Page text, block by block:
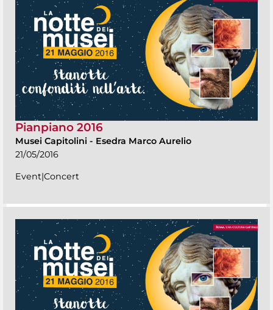
Pianpiano 2016
Musei Capitolini - Esedra Marco Aurelio
21/05/2016
Event|Concert